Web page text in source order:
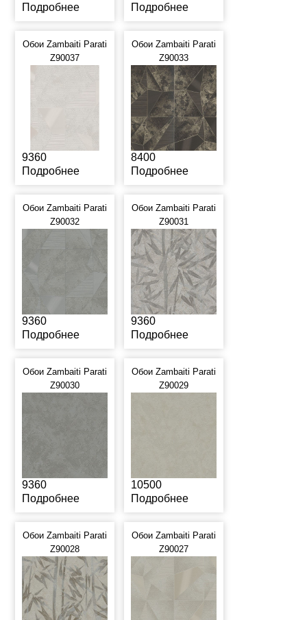
Подробнее
Подробнее
Обои Zambaiti Parati
Z90037
9360
Подробнее
Обои Zambaiti Parati
Z90033
8400
Подробнее
Обои Zambaiti Parati
Z90032
9360
Подробнее
Обои Zambaiti Parati
Z90031
9360
Подробнее
Обои Zambaiti Parati
Z90030
9360
Подробнее
Обои Zambaiti Parati
Z90029
10500
Подробнее
Обои Zambaiti Parati
Z90028
Обои Zambaiti Parati
Z90027